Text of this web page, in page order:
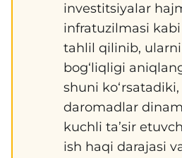
investitsiyalar
infratuzilmasi
tahlil qilinib,
bog‘liqligi
shuni
daromadlar
kuchli ta’sir
ish haqi darajasi